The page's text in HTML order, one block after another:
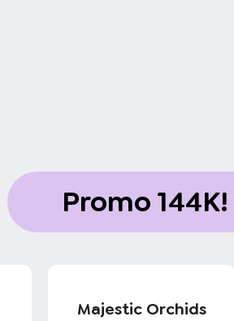
Promo 144K!
Majestic Orchids